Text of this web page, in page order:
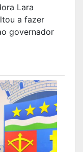
Lara
a fazer
governador